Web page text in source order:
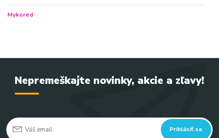
Mykored
Nepremeškajte novinky, akcie a zľavy!
Prihlásiť sa